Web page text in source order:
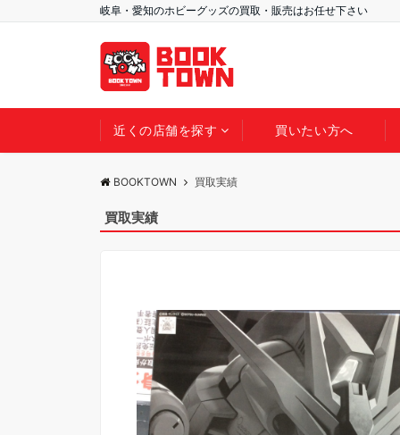
岐阜・愛知のホビーグッズの買取・販売はお任せ下さい
近くの店舗を探す 買いたい方へ
BOOKTOWN 買取実績
買取実績